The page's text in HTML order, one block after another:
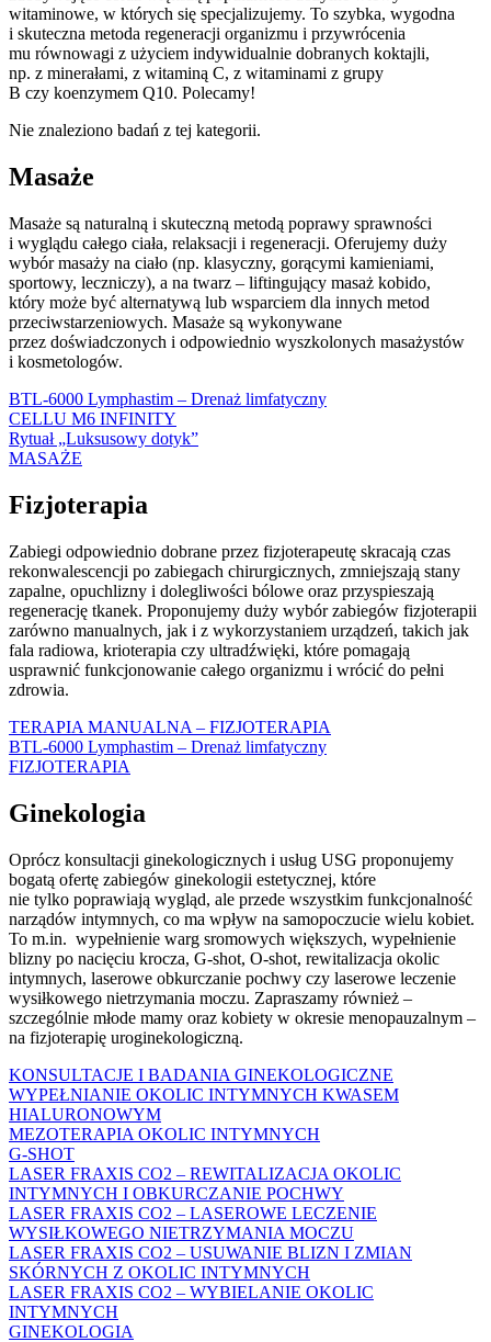
witaminowe, w których się specjalizujemy. To szybka, wygodna
i skuteczna metoda regeneracji organizmu i przywrócenia
mu równowagi z użyciem indywidualnie dobranych koktajli,
np. z minerałami, z witaminą C, z witaminami z grupy
B czy koenzymem Q10. Polecamy!
Nie znaleziono badań z tej kategorii.
Masaże
Masaże są naturalną i skuteczną metodą poprawy sprawności
i wyglądu całego ciała, relaksacji i regeneracji. Oferujemy duży
wybór masaży na ciało (np. klasyczny, gorącymi kamieniami,
sportowy, leczniczy), a na twarz – liftingujący masaż kobido,
który może być alternatywą lub wsparciem dla innych metod
przeciwstarzeniowych. Masaże są wykonywane
przez doświadczonych i odpowiednio wyszkolonych masażystów
i kosmetologów.
BTL-6000 Lymphastim – Drenaż limfatyczny
CELLU M6 INFINITY
Rytuał „Luksusowy dotyk”
MASAŻE
Fizjoterapia
Zabiegi odpowiednio dobrane przez fizjoterapeutę skracają czas
rekonwalescencji po zabiegach chirurgicznych, zmniejszają stany
zapalne, opuchlizny i dolegliwości bólowe oraz przyspieszają
regenerację tkanek. Proponujemy duży wybór zabiegów fizjoterapii
zarówno manualnych, jak i z wykorzystaniem urządzeń, takich jak
fala radiowa, krioterapia czy ultradźwięki, które pomagają
usprawnić funkcjonowanie całego organizmu i wrócić do pełni
zdrowia.
TERAPIA MANUALNA – FIZJOTERAPIA
BTL-6000 Lymphastim – Drenaż limfatyczny
FIZJOTERAPIA
Ginekologia
Oprócz konsultacji ginekologicznych i usług USG proponujemy
bogatą ofertę zabiegów ginekologii estetycznej, które
nie tylko poprawiają wygląd, ale przede wszystkim funkcjonalność
narządów intymnych, co ma wpływ na samopoczucie wielu kobiet.
To m.in. wypełnienie warg sromowych większych, wypełnienie
blizny po nacięciu krocza, G-shot, O-shot, rewitalizacja okolic
intymnych, laserowe obkurczanie pochwy czy laserowe leczenie
wysiłkowego nietrzymania moczu. Zapraszamy również –
szczególnie młode mamy oraz kobiety w okresie menopauzalnym –
na fizjoterapię uroginekologiczną.
KONSULTACJE I BADANIA GINEKOLOGICZNE
WYPEŁNIANIE OKOLIC INTYMNYCH KWASEM
HIALURONOWYM
MEZOTERAPIA OKOLIC INTYMNYCH
G-SHOT
LASER FRAXIS CO2 – REWITALIZACJA OKOLIC
INTYMNYCH I OBKURCZANIE POCHWY
LASER FRAXIS CO2 – LASEROWE LECZENIE
WYSIŁKOWEGO NIETRZYMANIA MOCZU
LASER FRAXIS CO2 – USUWANIE BLIZN I ZMIAN
SKÓRNYCH Z OKOLIC INTYMNYCH
LASER FRAXIS CO2 – WYBIELANIE OKOLIC
INTYMNYCH
GINEKOLOGIA